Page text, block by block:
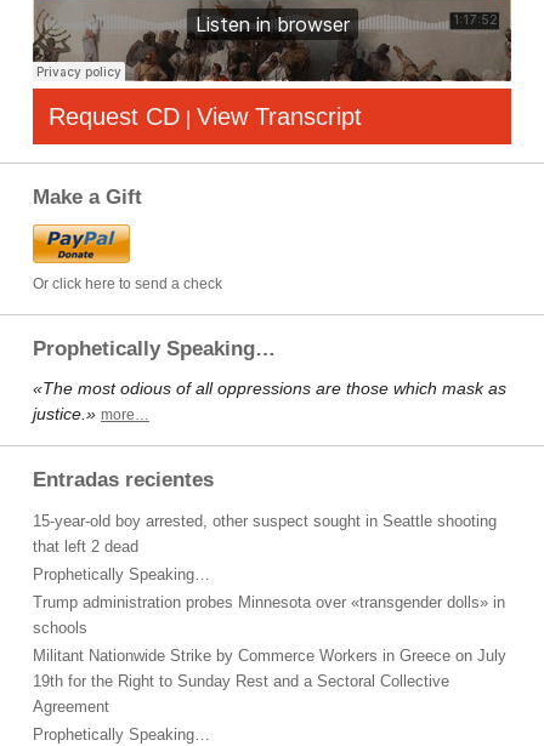
Request CD | View Transcript
Make a Gift
Or click here to send a check
Prophetically Speaking…
«The most odious of all oppressions are those which mask as
justice.» more…
Entradas recientes
15-year-old boy arrested, other suspect sought in Seattle shooting
that left 2 dead
Prophetically Speaking…
Trump administration probes Minnesota over «transgender dolls» in
schools
Militant Nationwide Strike by Commerce Workers in Greece on July
19th for the Right to Sunday Rest and a Sectoral Collective
Agreement
Prophetically Speaking…